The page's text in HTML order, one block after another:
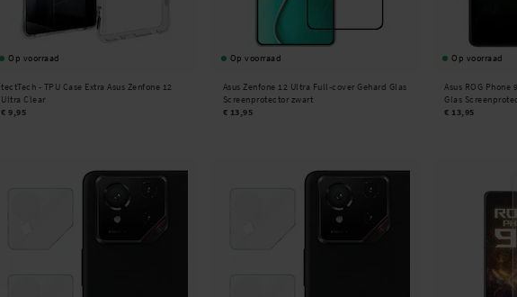
Op voorraad
tectTech - TPU Case Extra Asus Zenfone 12
Ultra Clear
€ 9,95
Op voorraad
Asus Zenfone 12 Ultra Full-cover Gehard Glas
Screenprotector zwart
€ 13,95
Op voorraad
Asus ROG
Glas
€ 13,95